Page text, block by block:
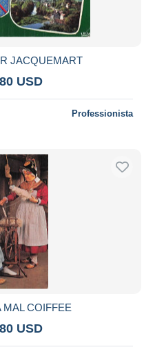
JACQUEMART
USD
Professionista
COIFFEE
USD